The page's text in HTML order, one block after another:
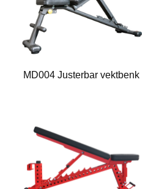
MD004 Justerbar vektbenk